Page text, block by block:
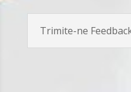
Trimite-ne